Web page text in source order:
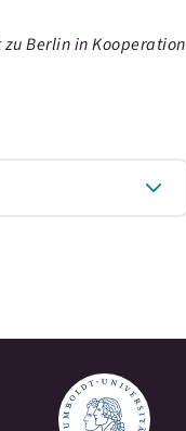
Berlin in Kooperation